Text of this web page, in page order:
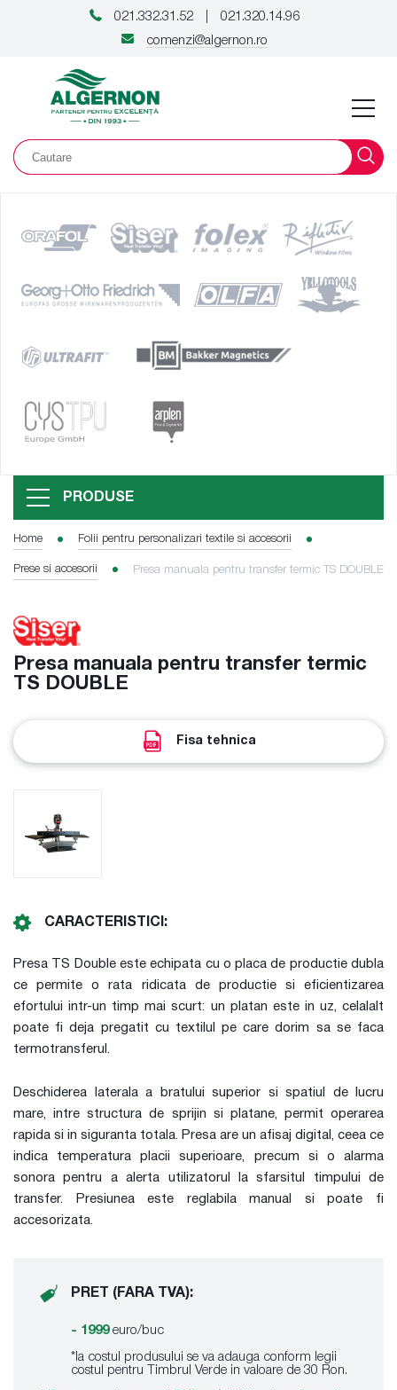
021.332.31.52
021.320.14.96
comenzi@algernon.ro
PRODUSE
Home Folii pentru personalizari textile si accesorii
Prese si accesorii Presa manuala pentru transfer termic TS DOUBLE
Presa manuala pentru transfer termic
TS DOUBLE
Fisa tehnica
CARACTERISTICI:
Presa TS Double este echipata cu o placa de productie dubla
ce permite o rata ridicata de productie si eficientizarea
efortului intr-un timp mai scurt: un platan este in uz, celalalt
poate fi deja pregatit cu textilul pe care dorim sa se faca
termotransferul.
Deschiderea laterala a bratului superior si spatiul de lucru
mare, intre structura de sprijin si platane, permit operarea
rapida si in siguranta totala. Presa are un afisaj digital, ceea ce
indica temperatura placii superioare, precum si o alarma
sonora pentru a alerta utilizatorul la sfarsitul timpului de
transfer. Presiunea este reglabila manual si poate fi
accesorizata.
PRET (FARA TVA):
- 1999 euro/buc
*la costul produsului se va adauga conform legii
costul pentru Timbrul Verde in valoare de 30 Ron.